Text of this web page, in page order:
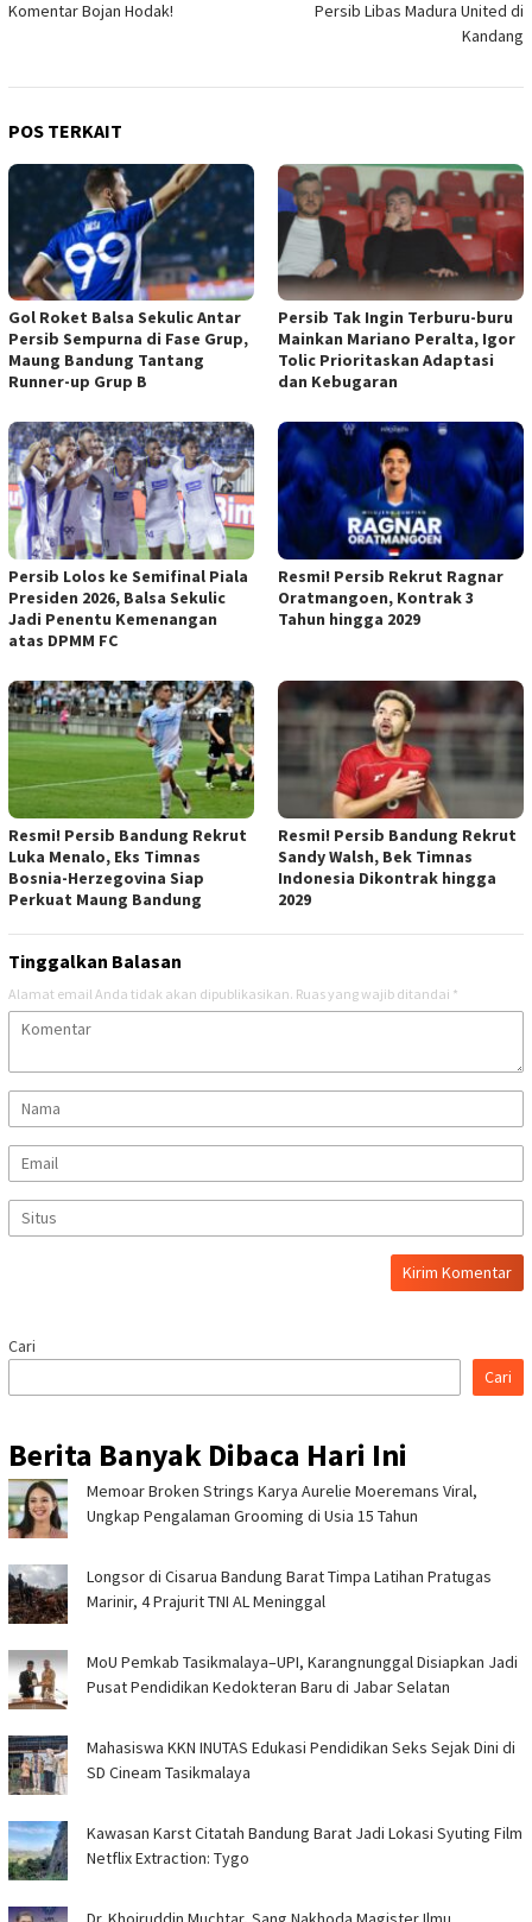
Komentar Bojan Hodak!
Persib Libas Madura United di
Kandang
POS TERKAIT
Gol Roket Balsa Sekulic Antar
Persib Sempurna di Fase Grup,
Maung Bandung Tantang
Runner-up Grup B
Persib Tak Ingin Terburu-buru
Mainkan Mariano Peralta, Igor
Tolic Prioritaskan Adaptasi
dan Kebugaran
Persib Lolos ke Semifinal Piala
Presiden 2026, Balsa Sekulic
Jadi Penentu Kemenangan
atas DPMM FC
Resmi! Persib Rekrut Ragnar
Oratmangoen, Kontrak 3
Tahun hingga 2029
Resmi! Persib Bandung Rekrut
Luka Menalo, Eks Timnas
Bosnia-Herzegovina Siap
Perkuat Maung Bandung
Resmi! Persib Bandung Rekrut
Sandy Walsh, Bek Timnas
Indonesia Dikontrak hingga
2029
Tinggalkan Balasan
Alamat email Anda tidak akan dipublikasikan. Ruas yang wajib ditandai *
Cari
Cari
Berita Banyak Dibaca Hari Ini
Memoar Broken Strings Karya Aurelie Moeremans Viral,
Ungkap Pengalaman Grooming di Usia 15 Tahun
Longsor di Cisarua Bandung Barat Timpa Latihan Pra­tugas
Marinir, 4 Prajurit TNI AL Meninggal
MoU Pemkab Tasikmalaya–UPI, Karangnunggal Disiapkan Jadi
Pusat Pendidikan Kedokteran Baru di Jabar Selatan
Mahasiswa KKN INUTAS Edukasi Pendidikan Seks Sejak Dini di
SD Cineam Tasikmalaya
Kawasan Karst Citatah Bandung Barat Jadi Lokasi Syuting Film
Netflix Extraction: Tygo